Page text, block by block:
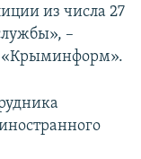
из числа 27
–
«Крыминформ».